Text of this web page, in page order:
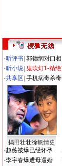
·听评书 郭德纲对口
·听小说 鬼吹灯1-精
·共享区 手机病毒杀
揭田壮壮徐帆情史
·赵薇被爆已经怀孕
·李宇春爆遭母逼婚